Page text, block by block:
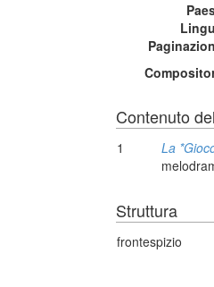
Contenuto
1
La
Struttura
frontespizio